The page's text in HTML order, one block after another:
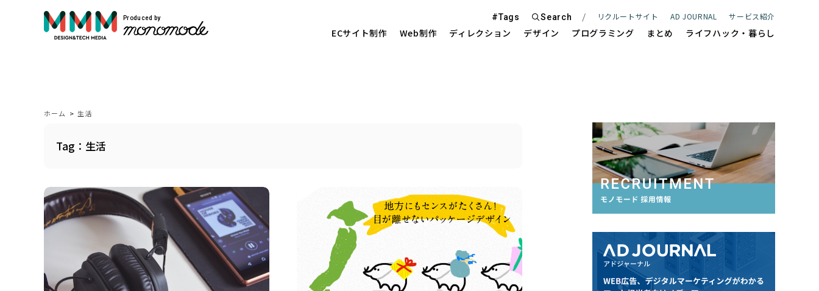
Produced by
ECサイト制作 Web制作 ディレクション デザイン プログラミング まとめ ライフハック・暮らし
#Tags Search リクルートサイト AD JOURNAL サービス紹介
Service
自社開発のプロダクトを展開しています。
VIEW MORE
ECサイト制作
Site Management
ホーム > 生活
Tag：生活